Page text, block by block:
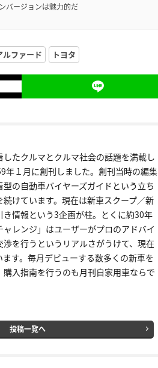
バージョンは魅力的だ
ルファード トヨタ
たクルマとクルマ社会の話題を満載し
年１月に創刊しました。創刊当時の編集
の自動車バイヤーズガイドという立ち
けています。現在は新車スクープ／新
情報という3企画が柱。とくに約30年
レンジ」はユーザーがプロのアドバイ
を行うというリアルさがうけて、現在
す。毎月デビューする数多くの新車を
入指南を行うのも月刊自家用車ならで
投稿一覧へ